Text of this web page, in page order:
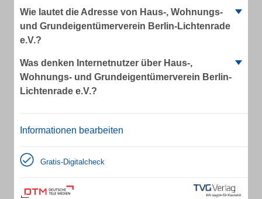
Wie lautet die Adresse von Haus-, Wohnungs-
und Grundeigentümerverein Berlin-Lichtenrade
e.V.?
Was denken Internetnutzer über Haus-,
Wohnungs- und Grundeigentümerverein Berlin-
Lichtenrade e.V.?
Informationen bearbeiten
Gratis-Digitalcheck